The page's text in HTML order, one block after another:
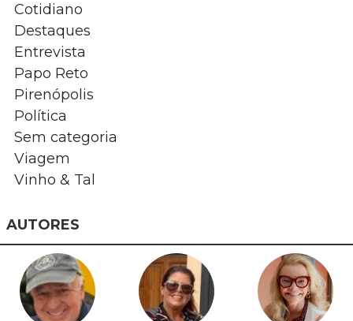
Cotidiano
Destaques
Entrevista
Papo Reto
Pirenópolis
Política
Sem categoria
Viagem
Vinho & Tal
AUTORES